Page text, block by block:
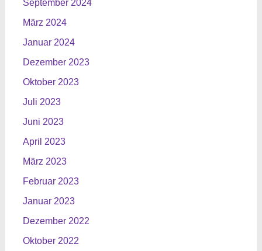
September 2024
März 2024
Januar 2024
Dezember 2023
Oktober 2023
Juli 2023
Juni 2023
April 2023
März 2023
Februar 2023
Januar 2023
Dezember 2022
Oktober 2022